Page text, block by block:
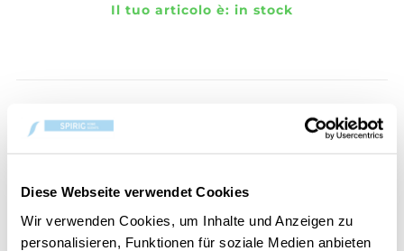
Diese Webseite verwendet Cookies
Wir verwenden Cookies, um Inhalte und Anzeigen zu
personalisieren, Funktionen für soziale Medien anbieten
Il tuo articolo è: in stock
VALUTAZIONI
CONTATTA